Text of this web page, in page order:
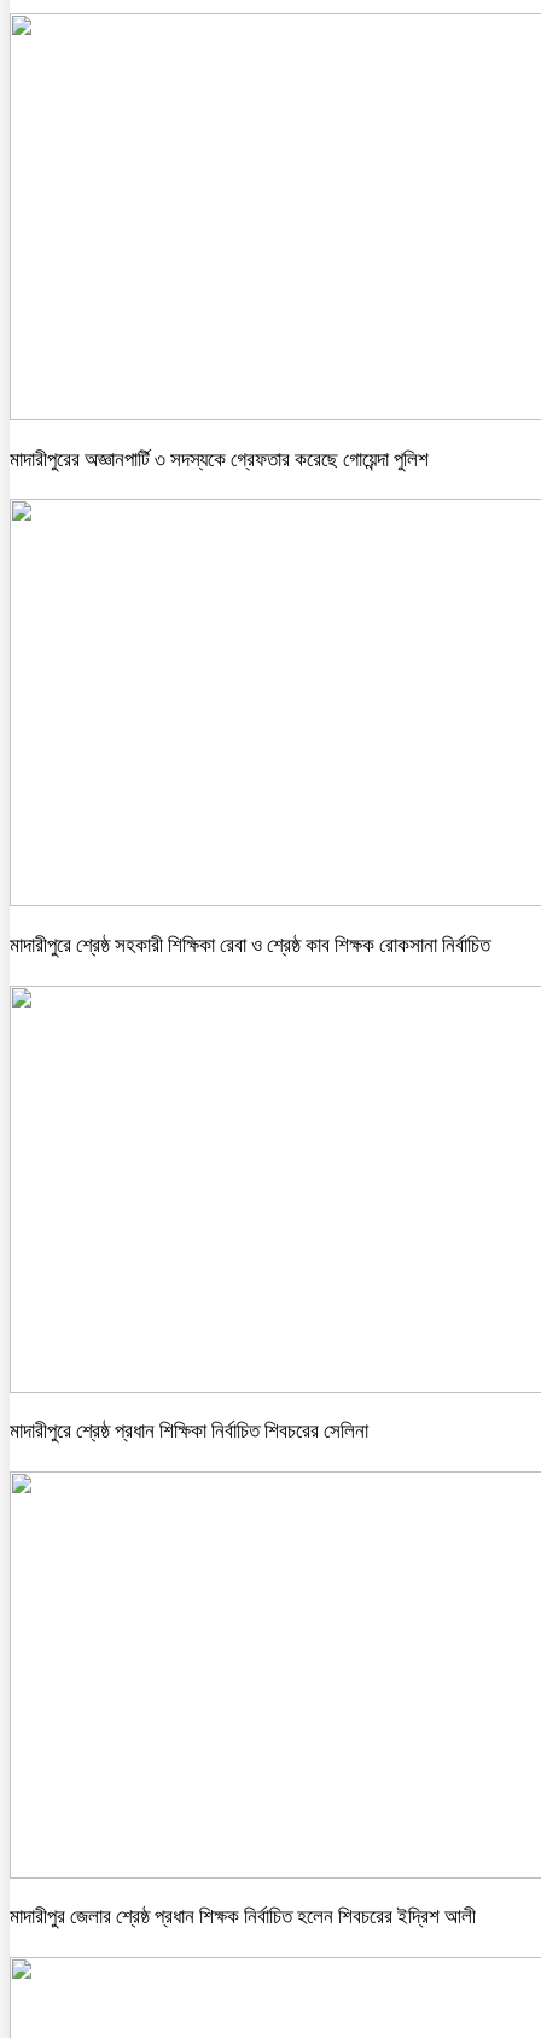
মাদারীপুরের অজ্ঞানপার্টি ৩ সদস্যকে গ্রেফতার করেছে গোয়েন্দা পুলিশ
মাদারীপুরে শ্রেষ্ঠ সহকারী শিক্ষিকা রেবা ও শ্রেষ্ঠ কাব শিক্ষক রোকসানা নির্বাচিত
মাদারীপুরে শ্রেষ্ঠ প্রধান শিক্ষিকা নির্বাচিত শিবচরের সেলিনা
মাদারীপুর জেলার শ্রেষ্ঠ প্রধান শিক্ষক নির্বাচিত হলেন শিবচরের ইদ্রিশ আলী